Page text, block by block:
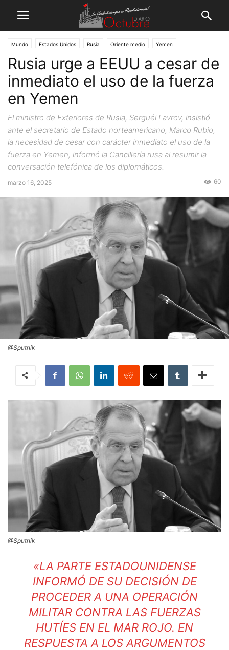
Mundo Estados Unidos Rusia Oriente medio Yemen
Rusia urge a EEUU a cesar de
inmediato el uso de la fuerza
en Yemen
El ministro de Exteriores de Rusia, Serguéi Lavrov, insistió
ante el secretario de Estado norteamericano, Marco Rubio,
la necesidad de cesar con carácter inmediato el uso de la
fuerza en Yemen, informó la Cancillería rusa al resumir la
conversación telefónica de los diplomáticos.
marzo 16, 2025 60
@Sputnik
@Sputnik
«LA PARTE ESTADOUNIDENSE
INFORMÓ DE SU DECISIÓN DE
PROCEDER A UNA OPERACIÓN
MILITAR CONTRA LAS FUERZAS
HUTÍES EN EL MAR ROJO. EN
RESPUESTA A LOS ARGUMENTOS